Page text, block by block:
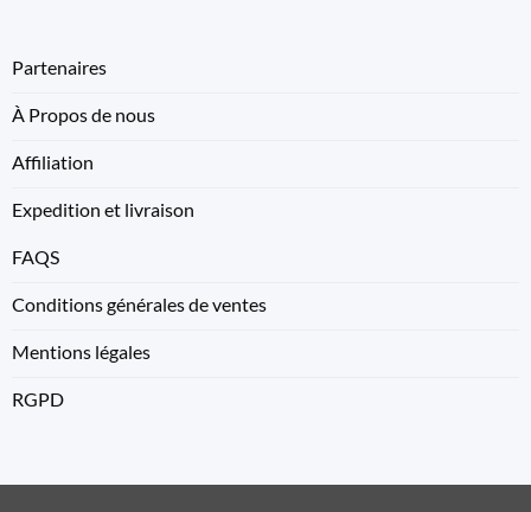
Partenaires
À Propos de nous
Affiliation
Expedition et livraison
FAQS
Conditions générales de ventes
Mentions légales
RGPD